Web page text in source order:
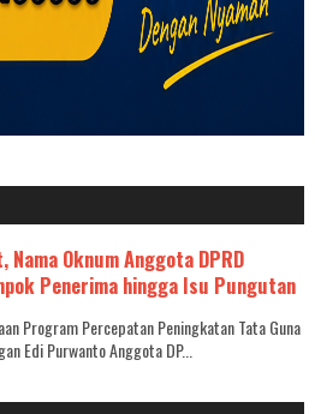
Oknum Anggota DPRD
Penerima hingga Isu Pungutan
Program Percepatan Peningkatan Tata Guna
Edi Purwanto Anggota DP...